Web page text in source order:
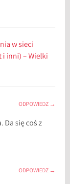
w sieci
i inni) – Wielki
ODPOWIEDZ
Da się coś z
ODPOWIEDZ